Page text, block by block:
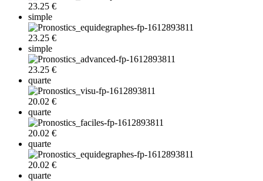
23.25 €
simple
23.25 €
simple
23.25 €
quarte
20.02 €
quarte
20.02 €
quarte
20.02 €
quarte